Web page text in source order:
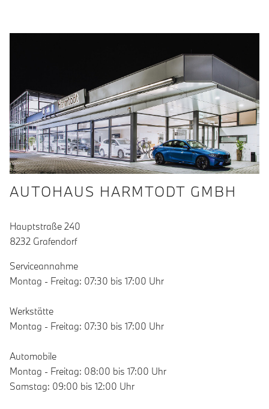
AUTOHAUS HARMTODT GMBH
Hauptstraße 240
8232 Grafendorf
Serviceannahme
Montag - Freitag: 07:30 bis 17:00 Uhr
Werkstätte
Montag - Freitag: 07:30 bis 17:00 Uhr
Automobile
Montag - Freitag: 08:00 bis 17:00 Uhr
Samstag: 09:00 bis 12:00 Uhr